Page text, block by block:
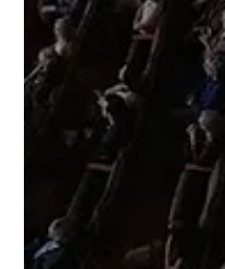
Görünmeyeni
Virtual Earth, Physical
manzaraları arasındaki
bedenine ve algısına